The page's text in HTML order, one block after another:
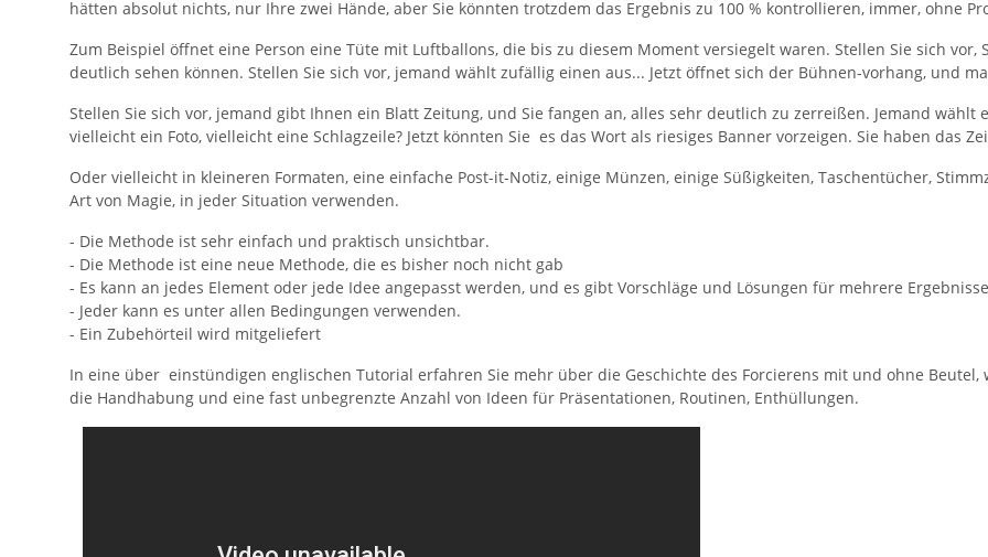
hätten absolut nichts, nur Ihre zwei Hände, aber Sie könnten trotzdem das Ergebnis zu 100 % kontrollieren,
Zum Beispiel öffnet eine Person eine Tüte mit Luftballons, die bis zu diesem Moment versiegelt waren. Stellen Sie sich
deutlich sehen können. Stellen Sie sich vor, jemand wählt zufällig einen aus... Jetzt öffnet sich der Bühnen-vorhang, und
Stellen Sie sich vor, jemand gibt Ihnen ein Blatt Zeitung, und Sie fangen an, alles sehr deutlich zu zerreißen. Jemand
vielleicht ein Foto, vielleicht eine Schlagzeile? Jetzt könnten Sie es das Wort als riesiges Banner vorzeigen. Sie haben das
Oder vielleicht in kleineren Formaten, eine einfache Post-it-Notiz, einige Münzen, einige Süßigkeiten, Taschentücher,
Art von Magie, in jeder Situation verwenden.
- Die Methode ist sehr einfach und praktisch unsichtbar.
- Die Methode ist eine neue Methode, die es bisher noch nicht gab
- Es kann an jedes Element oder jede Idee angepasst werden, und es gibt Vorschläge und Lösungen für mehrere
- Jeder kann es unter allen Bedingungen verwenden.
- Ein Zubehörteil wird mitgeliefert
In eine über einstündigen englischen Tutorial erfahren Sie mehr über die Geschichte des Forcierens mit und ohne
die Handhabung und eine fast unbegrenzte Anzahl von Ideen für Präsentationen, Routinen, Enthüllungen.